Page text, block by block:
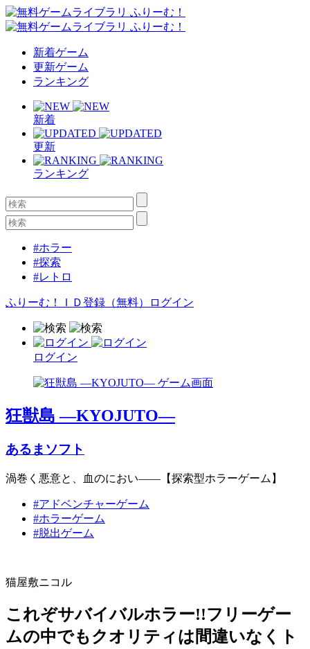
新着ゲーム
更新ゲーム
ランキング
新着
更新
ランキング
#ホラー
#探索
#レトロ
ふりーむ！ＩＤ登録（無料） ログイン
ログイン
狂獣島 ―KYOJUTO―
あるまソフト
渦巻く悪意と、血のにおい――【探索型ホラーゲーム】
#アドベンチャーゲーム
#ホラーゲーム
#脱出ゲーム
猫屋敷ニコル
これぞサバイバルホラー!!フリーゲー
ムの中でもクオリティは間違いなくト